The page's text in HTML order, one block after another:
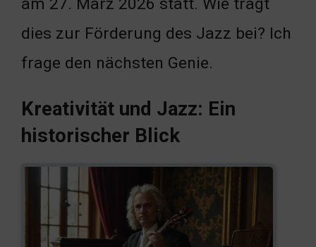
dies zur Förderung des Jazz bei? Ich
frage den nächsten Genie.
Kreativität und Jazz: Ein
historischer Blick